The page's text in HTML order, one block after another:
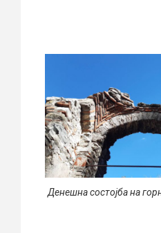
Денешна состојба на